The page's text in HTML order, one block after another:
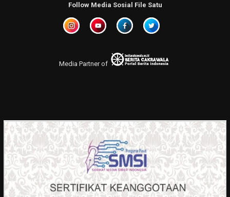
Follow Media Sosial File Satu
Media Partner of